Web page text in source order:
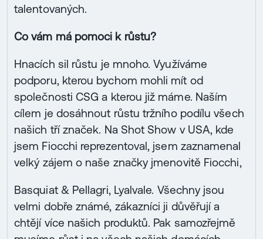
talentovaných.
Co vám má pomoci k růstu?
Hnacích sil růstu je mnoho. Využíváme
podporu, kterou bychom mohli mít od
společnosti CSG a kterou již máme. Naším
cílem je dosáhnout růstu tržního podílu všech
našich tří značek. Na Shot Show v USA, kde
jsem Fiocchi reprezentoval, jsem zaznamenal
velký zájem o naše značky jmenovitě Fiocchi,
Basquiat & Pellagri, Lyalvale. Všechny jsou
velmi dobře známé, zákazníci ji důvěřují a
chtějí více našich produktů. Pak samozřejmě